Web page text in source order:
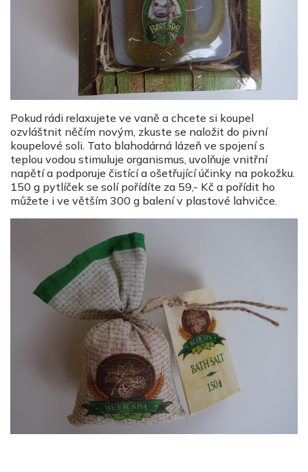
Pokud rádi relaxujete ve vaně a chcete si koupel
ozvláštnit něčím novým, zkuste se naložit do pivní
koupelové soli. Tato blahodárná lázeň ve spojení s
teplou vodou stimuluje organismus, uvolňuje vnitřní
napětí a podporuje čistící a ošetřující účinky na pokožku.
150 g pytlíček se solí pořídíte za 59,- Kč a pořídit ho
můžete i ve větším 300 g balení v plastové lahvičce.